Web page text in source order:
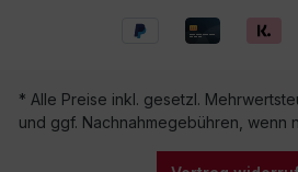
* Alle Preise inkl. gesetzl.
und ggf. Nachnahmegebühren, wenn